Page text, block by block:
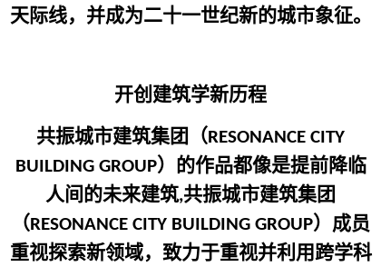
天际线，并成为二十一世纪新的城市象征。
开创建筑学新历程
共振城市建筑集团（ RESONANCE CITY
BUILDING GROUP）的作品都像是提前降临
人间的未来建筑,共振城市建筑集团
（ RESONANCE CITY BUILDING GROUP）成员
重视探索新领域，致力于重视并利用跨学科